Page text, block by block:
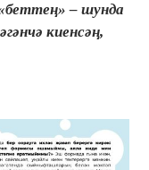
– шунда
киенсәң,